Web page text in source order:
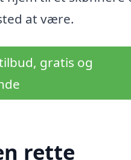
at være.
gratis og
rette